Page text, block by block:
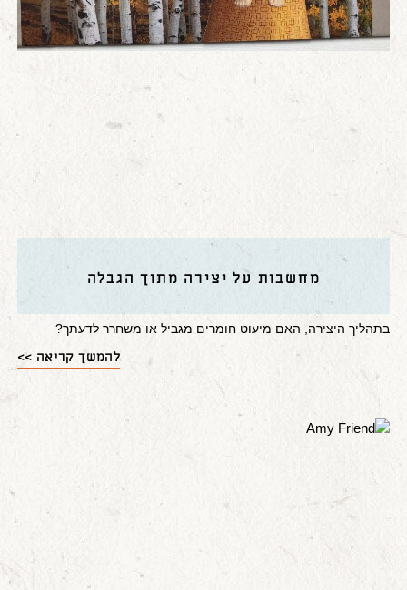
מחשבות על יצירה מתוך הגבלה
בתהליך היצירה, האם מיעוט חומרים מגביל או משחרר לדעתך?
להמשך קריאה >>